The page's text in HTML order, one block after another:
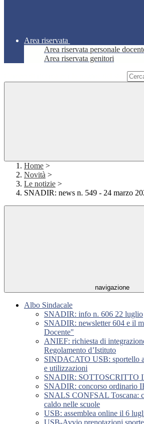
Area riservata
Area riservata personale
Area riservata genitori
Home >
Novità >
Le notizie >
SNADIR: news n. 549 - 24 marzo
navigazione
Albo Sindacale
SNADIR: info n. 606 22 luglio
SNADIR: newsletter 604 e il
Docente"
ANIEF: richiesta di
Regolamento d’Istituto
SINDACATO USB: sportello
e utilizzazioni
SNADIR: SOTTOSCRITTO
SNADIR: concorso ordinario
SNALS CONFSAL Toscana:
caldo nelle scuole
USB: assemblea online il 6